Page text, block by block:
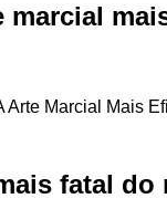
marcial
Arte Marcial Mais
fatal do